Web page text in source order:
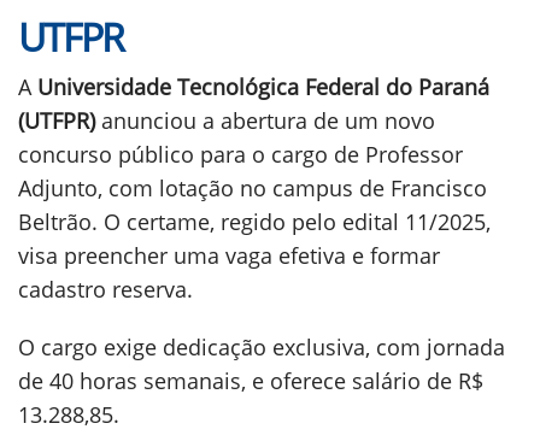
UTFPR
A Universidade Tecnológica Federal do Paraná
(UTFPR)anunciou a abertura de um novo
concurso público para o cargo de Professor
Adjunto, com lotação no campus de Francisco
Beltrão. O certame, regido pelo edital 11/2025,
visa preencher uma vaga efetiva e formar
cadastro reserva.
O cargo exige dedicação exclusiva, com jornada
de 40 horas semanais, e oferece salário de R$
13.288,85.